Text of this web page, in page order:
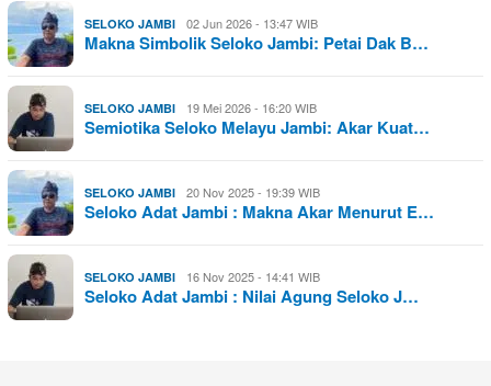
SELOKO JAMBI 02 Jun 2026 - 13:47 WIB
Makna Simbolik Seloko Jambi: Petai Dak B…
SELOKO JAMBI 19 Mei 2026 - 16:20 WIB
Semiotika Seloko Melayu Jambi: Akar Kuat…
SELOKO JAMBI 20 Nov 2025 - 19:39 WIB
Seloko Adat Jambi : Makna Akar Menurut E…
SELOKO JAMBI 16 Nov 2025 - 14:41 WIB
Seloko Adat Jambi : Nilai Agung Seloko J…